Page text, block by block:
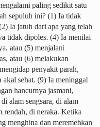
paling sedikit satu
sepuluh ini? (1) Ia tidak
Ia jatuh dari apa yang telah
tidak dipoles. (4) Ia menilai
atau (5) menjalani
atau (6) melakukan
penyakit parah,
sehat. (9) Ia meninggal
hancurnya jasmani,
alam sengsara, di alam
rendah, di neraka. Ketika
menghina dan meremehkan